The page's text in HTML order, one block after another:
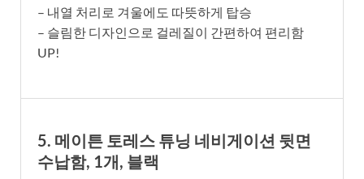
– 내열 처리로 겨울에도 따뜻하게 탑승
– 슬림한 디자인으로 걸레질이 간편하여 편리함
UP!
5. 메이튼 토레스 튜닝 네비게이션 뒷면
수납함, 1개, 블랙